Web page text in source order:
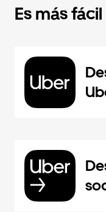
Es más